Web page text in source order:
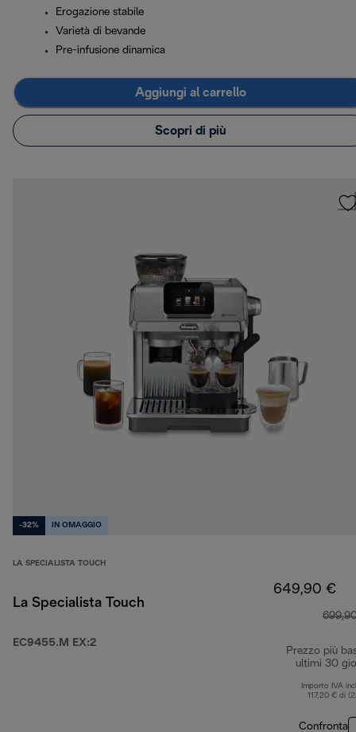
Erogazione stabile
Varietà di bevande
Pre-infusione dinamica
Aggiungi al carrello
Scopri di più
-32% IN OMAGGIO
LA SPECIALISTA TOUCH
La Specialista Touch
EC9455.M EX:2
649,90 €
Prezzo più
ultimi 30
Importo IVA
117,20 € di
Confronta